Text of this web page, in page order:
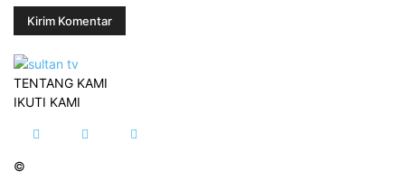
TENTANG KAMI
IKUTI KAMI
©